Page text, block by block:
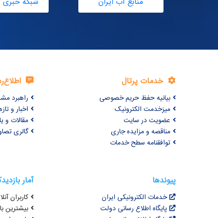
خدمات پرتال
بیانیه حفظ حریم خصوصی
میزخدمت الکترونیک
عضویت در سایت
مناقصه و مزایده جاری
توافقنامه سطح خدمات
راهبرد
اخبار و
مقالات و
گالری
پیوندها
خدمات الکترونیکی ایران
پایگاه اطلاع رسانی دولت
آمار
کاربران
بیشترین